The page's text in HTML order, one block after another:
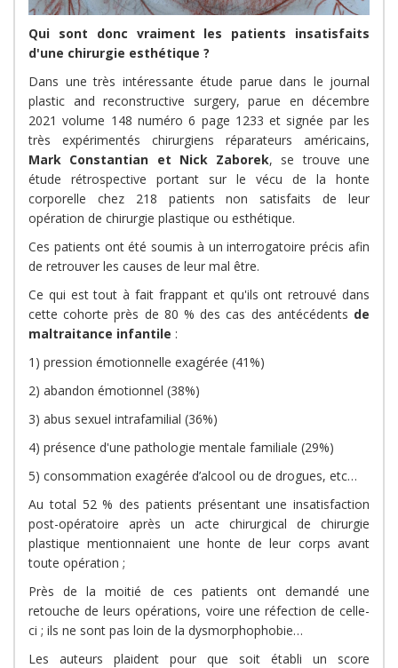
Qui sont donc vraiment les patients insatisfaits
d'une chirurgie esthétique ?
Dans une très intéressante étude parue dans le journal
plastic and reconstructive surgery, parue en décembre
2021 volume 148 numéro 6 page 1233 et signée par les
très expérimentés chirurgiens réparateurs américains,
Mark Constantian et Nick Zaborek, se trouve une
étude rétrospective portant sur le vécu de la honte
corporelle chez 218 patients non satisfaits de leur
opération de chirurgie plastique ou esthétique.
Ces patients ont été soumis à un interrogatoire précis afin
de retrouver les causes de leur mal être.
Ce qui est tout à fait frappant et qu'ils ont retrouvé dans
cette cohorte près de 80 % des cas des antécédents de
maltraitance infantile :
1) pression émotionnelle exagérée (41%)
2) abandon émotionnel (38%)
3) abus sexuel intrafamilial (36%)
4) présence d'une pathologie mentale familiale (29%)
5) consommation exagérée d’alcool ou de drogues, etc…
Au total 52 % des patients présentant une insatisfaction
post-opératoire après un acte chirurgical de chirurgie
plastique mentionnaient une honte de leur corps avant
toute opération ;
Près de la moitié de ces patients ont demandé une
retouche de leurs opérations, voire une réfection de celle-
ci ; ils ne sont pas loin de la dysmorphophobie…
Les auteurs plaident pour que soit établi un score